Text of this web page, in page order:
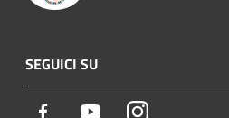
SEGUICI SU
Facebook YoutubeInstagram